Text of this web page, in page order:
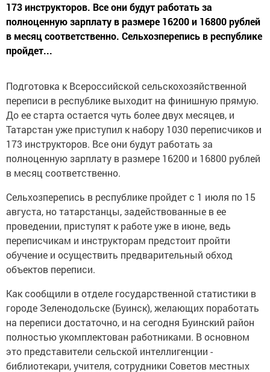
173 инструкторов. Все они будут работать за
полноценную зарплату в размере 16200 и 16800 рублей
в месяц соответственно. Сельхозперепись в республике
пройдет...
Подготовка к Всероссийской сельскохозяйственной
переписи в республике выходит на финишную прямую.
До ее старта остается чуть более двух месяцев, и
Татарстан уже приступил к набору 1030 переписчиков и
173 инструкторов. Все они будут работать за
полноценную зарплату в размере 16200 и 16800 рублей
в месяц соответственно.
Сельхозперепись в республике пройдет с 1 июля по 15
августа, но татарстанцы, задействованные в ее
проведении, приступят к работе уже в июне, ведь
переписчикам и инструкторам предстоит пройти
обучение и осуществить предварительный обход
объектов переписи.
Как сообщили в отделе государственной статистики в
городе Зеленодольске (Буинск), желающих поработать
на переписи достаточно, и на сегодня Буинский район
полностью укомплектован работниками. В основном
это представители сельской интеллигенции -
библиотекари, учителя, сотрудники Советов местных